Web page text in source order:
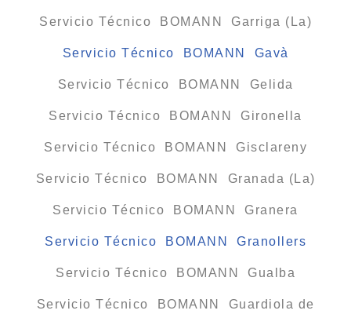
Servicio Técnico BOMANN Garriga (La)
Servicio Técnico BOMANN Gavà
Servicio Técnico BOMANN Gelida
Servicio Técnico BOMANN Gironella
Servicio Técnico BOMANN Gisclareny
Servicio Técnico BOMANN Granada (La)
Servicio Técnico BOMANN Granera
Servicio Técnico BOMANN Granollers
Servicio Técnico BOMANN Gualba
Servicio Técnico BOMANN Guardiola de